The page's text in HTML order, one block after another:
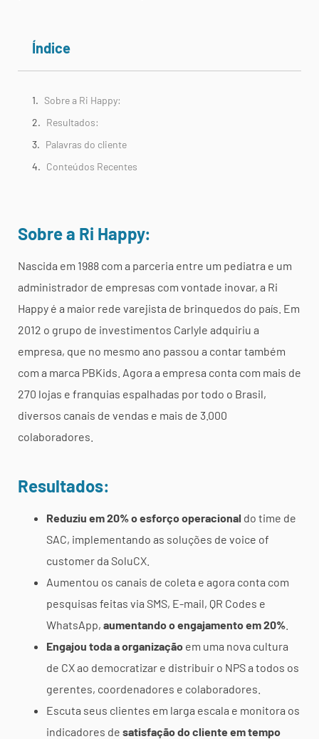
Índice
Sobre a Ri Happy:
Resultados:
Palavras do cliente
Conteúdos Recentes
Sobre a Ri Happy:
Nascida em 1988 com a parceria entre um pediatra e um
administrador de empresas com vontade inovar, a Ri
Happy é a maior rede varejista de brinquedos do país. Em
2012 o grupo de investimentos Carlyle adquiriu a
empresa, que no mesmo ano passou a contar também
com a marca PBKids. Agora a empresa conta com mais de
270 lojas e franquias espalhadas por todo o Brasil,
diversos canais de vendas e mais de 3.000
colaboradores.
Resultados:
Reduziu em 20% o esforço operacional do time de
SAC, implementando as soluções de voice of
customer da SoluCX.
Aumentou os canais de coleta e agora conta com
pesquisas feitas via SMS, E-mail, QR Codes e
WhatsApp, aumentando o engajamento em 20%
Engajou toda a organização em uma nova cultura
de CX ao democratizar e distribuir o NPS a todos os
gerentes, coordenadores e colaboradores.
Escuta seus clientes em larga escala e monitora os
indicadores de satisfação do cliente em tempo